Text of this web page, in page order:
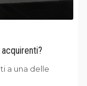
a una delle